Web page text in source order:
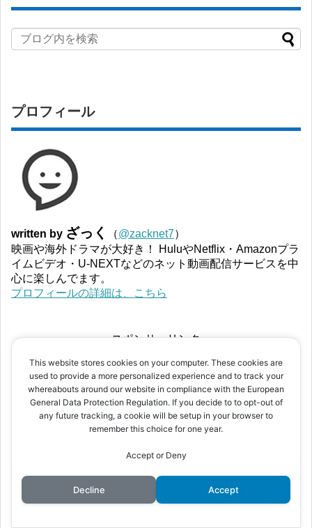
プロフィール
written by ざっく （@zacknet7）
映画や海外ドラマが大好き！ HuluやNetflix・Amazonプラ
イムビデオ・U-NEXTなどのネット動画配信サービスを中
心に楽しんでます。
プロフィールの詳細は、こちら
スポンサーリンク
This website stores cookies on your computer. These cookies are
used to provide a more personalized experience and to track your
whereabouts around our website in compliance with the European
General Data Protection Regulation. If you decide to to opt-out of
any future tracking, a cookie will be setup in your browser to
remember this choice for one year.
Accept or Deny
Decline Accept